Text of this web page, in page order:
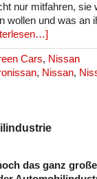
nur mitfahren, sie
wollen und was an
Cars, Nissan
, Nissan,
das ganz